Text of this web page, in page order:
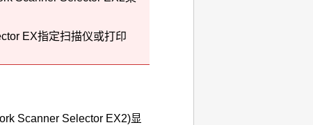
EX指定扫描仪或打印
Scanner Selector EX2)显